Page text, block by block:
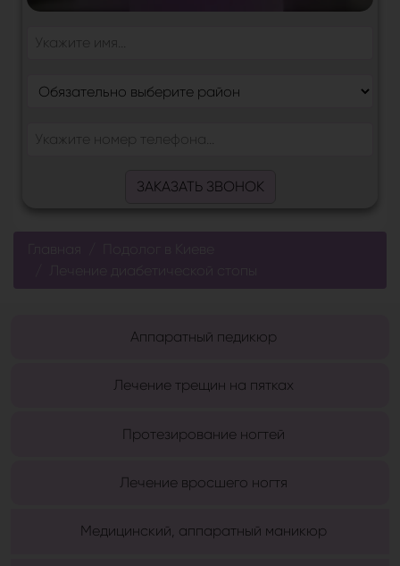
ЗАКАЗАТЬ ЗВОНОК
Главная
Лечение диабетической стопы
Аппаратный педикюр
Лечение трещин на пятках
Протезирование ногтей
Лечение вросшего ногтя
Медицинский, аппаратный маникюр